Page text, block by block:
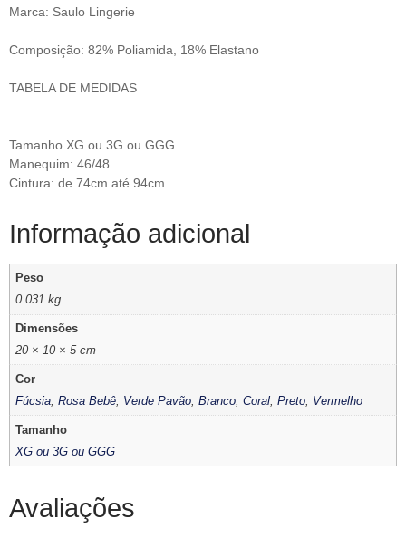
Marca: Saulo Lingerie
Composição: 82% Poliamida, 18% Elastano
TABELA DE MEDIDAS
Tamanho XG ou 3G ou GGG
Manequim: 46/48
Cintura: de 74cm até 94cm
Informação adicional
Peso
0.031 kg
Dimensões
20 × 10 × 5 cm
Cor
Fúcsia,Rosa Bebê, Verde Pavão,Branco,Coral,Preto, Vermelho
Tamanho
XG ou 3G ou GGG
Avaliações